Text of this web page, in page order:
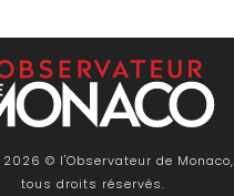
© l'Observateur de Monaco,
tous droits réservés.